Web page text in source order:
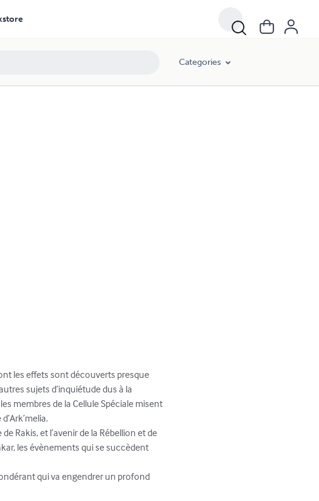
Categories
les effets sont découverts presque
sujets d’inquiétude dus à la
membres de la Cellule Spéciale misent
Rakis, et l’avenir de la Rébellion et de
les évènements qui se succèdent
qui va engendrer un profond